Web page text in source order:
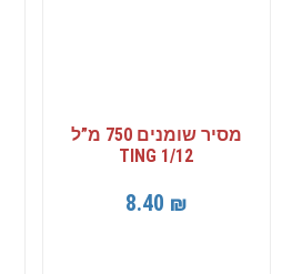
מסיר שומנים 750 מ”ל
TING 1/12
8.40 ₪